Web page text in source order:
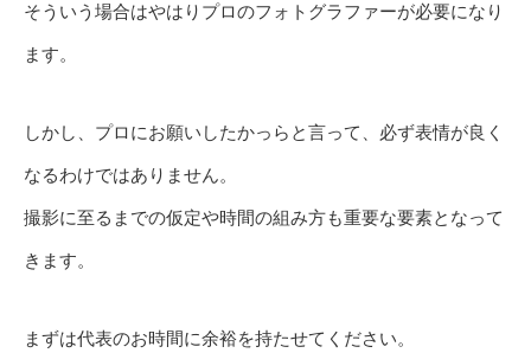
そういう場合はやはりプロのフォトグラファーが必要になり
ます。
しかし、プロにお願いしたかっらと言って、必ず表情が良く
なるわけではありません。
撮影に至るまでの仮定や時間の組み方も重要な要素となって
きます。
まずは代表のお時間に余裕を持たせてください。